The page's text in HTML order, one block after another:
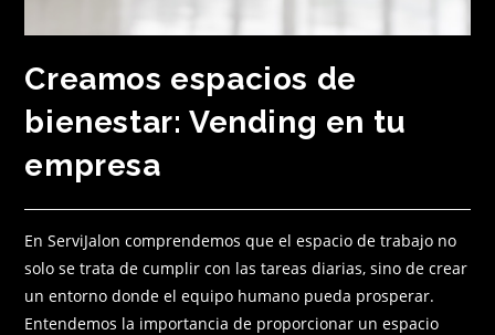
Creamos espacios de
bienestar: Vending en tu
empresa
En ServiJalon comprendemos que el espacio de trabajo no
solo se trata de cumplir con las tareas diarias, sino de crear
un entorno donde el equipo humano pueda prosperar.
Entendemos la importancia de proporcionar un espacio